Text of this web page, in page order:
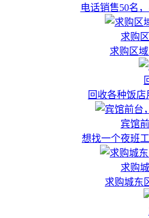
电话销售50名
求购
求购区
回收各种饭店
宾馆
想找一个夜班
求购
求购城东